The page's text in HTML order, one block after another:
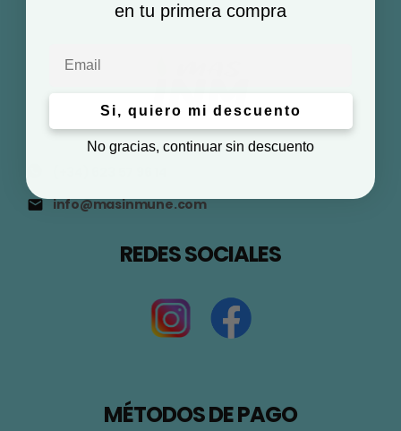
info@masinmune.com
REDES SOCIALES
MÉTODOS DE PAGO
en tu primera compra
Si, quiero mi descuento
No gracias, continuar sin descuento